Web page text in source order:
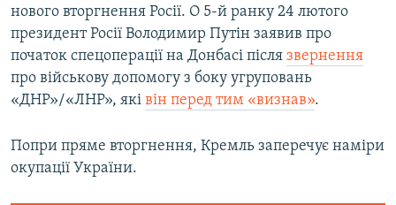
нового вторгнення Росії. О 5-й ранку 24 лютого
президент Росії Володимир Путін заявив про
початок спецоперації на Донбасі після звернення
про військову допомогу з боку угруповань
«ДНР»/«ЛНР», які він перед тим «визнав».
Попри пряме вторгнення, Кремль заперечує наміри
окупації України.